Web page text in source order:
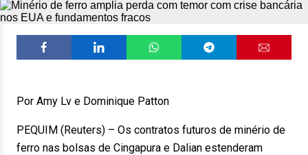
Por Amy Lv e Dominique Patton
PEQUIM (Reuters) – Os contratos futuros de minério de
ferro nas bolsas de Cingapura e Dalian estenderam